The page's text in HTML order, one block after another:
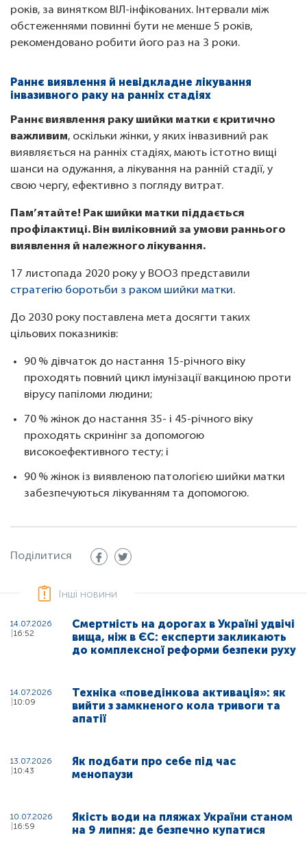
років, за винятком ВІЛ-інфікованих. Інтервали між
обстеженнями повинні бути не менше 5 років,
рекомендовано робити його раз на 3 роки.
Раннє виявлення й невідкладне лікування
інвазивного раку на ранніх стадіях
Раннє виявлення раку шийки матки є критично
важливим, оскільки жінки, у яких інвазивний рак
виявляється на ранніх стадіях, мають істотно вищі
шанси на одужання, а лікування на ранній стадії, у
свою чергу, ефективно з погляду витрат.
Пам’ятайте! Рак шийки матки піддається
профілактиці. Він виліковний за умови раннього
виявлення й належного лікування.
17 листопада 2020 року у ВООЗ представили
стратегію боротьби з раком шийки матки.
До 2030 року поставлена мета досягти таких
цільових показників:
90 % дівчаток до настання 15-річного віку
проходять повний цикл імунізації вакциною проти
вірусу папіломи людини;
70 % жінок до настання 35- і 45-річного віку
проходять скринінг за допомогою
високоефективного тесту; і
90 % жінок із виявленою патологією шийки матки
забезпечуються лікуванням та допомогою.
Поділитися
Інші новини
14.07.2026
16:52
Смертність на дорогах в Україні удвічі
вища, ніж в ЄС: експерти закликають
до комплексної реформи безпеки руху
14.07.2026
10:09
Техніка «поведінкова активація»: як
вийти з замкненого кола тривоги та
апатії
13.07.2026
10:43
Як подбати про себе під час
менопаузи
10.07.2026
16:59
Якість води на пляжах України станом
на 9 липня: де безпечно купатися